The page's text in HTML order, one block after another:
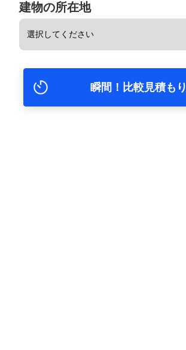
建物の所在地
瞬間！比較見積もり